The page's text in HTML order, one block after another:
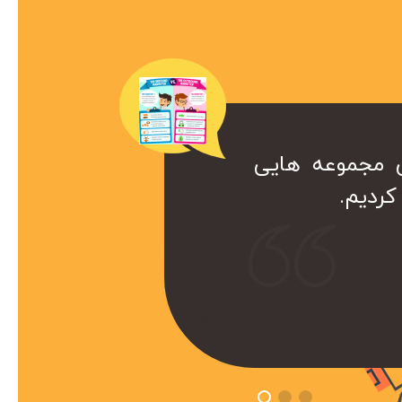
همراه ارزشمند برای ما هست. کا
که داریم از خدمات سئو این
مجموعه هایی